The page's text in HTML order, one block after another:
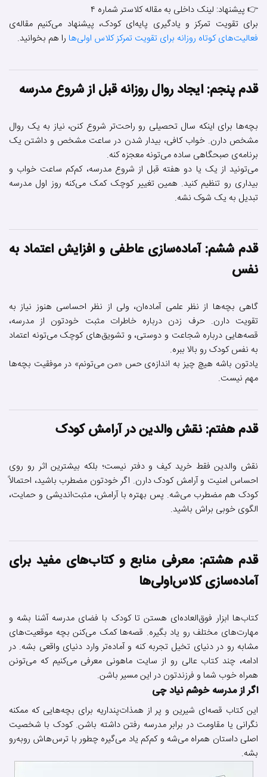
👉 پیشنهاد: لینک داخلی به مقاله کلاستر شماره ۴
برای تقویت تمرکز و یادگیری پایه‌ای کودک، پیشنهاد می‌کنیم مقاله‌ی
فعالیت‌های کوتاه روزانه برای تقویت تمرکز کلاس اولی‌ها را هم بخوانید.
قدم پنجم: ایجاد روال روزانه قبل از شروع مدرسه
بچه‌ها برای اینکه سال تحصیلی رو راحت‌تر شروع کنن، نیاز به یک روال
مشخص دارن. خواب کافی، بیدار شدن در ساعت مشخص و داشتن یک
برنامه‌ی صبحگاهی ساده می‌تونه معجزه کنه.
می‌تونید از یک یا دو هفته قبل از شروع مدرسه، کم‌کم ساعت خواب و
بیداری رو تنظیم کنید. همین تغییر کوچک کمک می‌کنه روز اول مدرسه
تبدیل به یک شوک نشه.
قدم ششم: آماده‌سازی عاطفی و افزایش اعتماد به
نفس
گاهی بچه‌ها از نظر علمی آماده‌ان، ولی از نظر احساسی هنوز نیاز به
تقویت دارن. حرف زدن درباره خاطرات مثبت خودتون از مدرسه،
قصه‌هایی درباره شجاعت و دوستی، و تشویق‌های کوچک می‌تونه اعتماد
به نفس کودک رو بالا ببره.
یادتون باشه هیچ چیز به اندازه‌ی حس «من می‌تونم» در موفقیت بچه‌ها
مهم نیست.
قدم هفتم: نقش والدین در آرامش کودک
نقش والدین فقط خرید کیف و دفتر نیست؛ بلکه بیشترین اثر رو روی
احساس امنیت و آرامش کودک دارن. اگر خودتون مضطرب باشید، احتمالاً
کودک هم مضطرب می‌شه. پس بهتره با آرامش، مثبت‌اندیشی و حمایت،
الگوی خوبی براش باشید.
قدم هشتم: معرفی منابع و کتاب‌های مفید برای
آماده‌سازی کلاس‌اولی‌ها
کتاب‌ها ابزار فوق‌العاده‌ای هستن تا کودک با فضای مدرسه آشنا بشه و
مهارت‌های مختلف رو یاد بگیره. قصه‌ها کمک می‌کنن بچه موقعیت‌های
مشابه رو در دنیای تخیل تجربه کنه و آماده‌تر وارد دنیای واقعی بشه. در
ادامه، چند کتاب عالی رو از سایت ماهونی معرفی می‌کنیم که می‌تونن
همراه خوب شما و فرزندتون در این مسیر باشن.
اگر از مدرسه خوشم نیاد چی
این کتاب قصه‌ای شیرین و پر از همذات‌پنداریه برای بچه‌هایی که ممکنه
نگرانی یا مقاومت در برابر مدرسه رفتن داشته باشن. کودک با شخصیت
اصلی داستان همراه می‌شه و کم‌کم یاد می‌گیره چطور با ترس‌هاش روبه‌رو
بشه.